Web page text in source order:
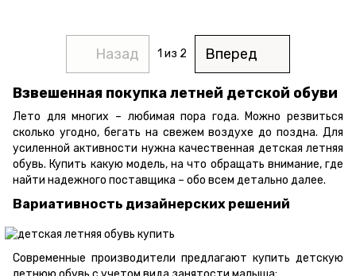
Назад 1 из 2 Вперед
Взвешенная покупка летней детской обуви
Лето для многих – любимая пора года. Можно резвиться
сколько угодно, бегать на свежем воздухе до поздна. Для
усиленной активности нужна качественная детская летняя
обувь. Купить какую модель, на что обращать внимание, где
найти надежного поставщика – обо всем детально далее.
Вариативность дизайнерских решений
Современные производители предлагают купить детскую